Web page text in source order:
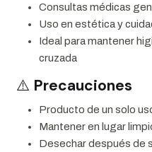
Consultas médicas
Uso en estética y
Ideal para mantener
cruzada
⚠️ Precauciones
Producto de un solo
Mantener en lugar
Desechar después de